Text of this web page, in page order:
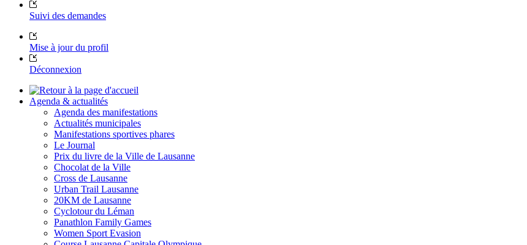
Suivi des demandes
Mise à jour du profil
Déconnexion
Agenda & actualités
Agenda des manifestations
Actualités municipales
Manifestations sportives phares
Le Journal
Prix du livre de la Ville de Lausanne
Chocolat de la Ville
Cross de Lausanne
Urban Trail Lausanne
20KM de Lausanne
Cyclotour du Léman
Panathlon Family Games
Women Sport Evasion